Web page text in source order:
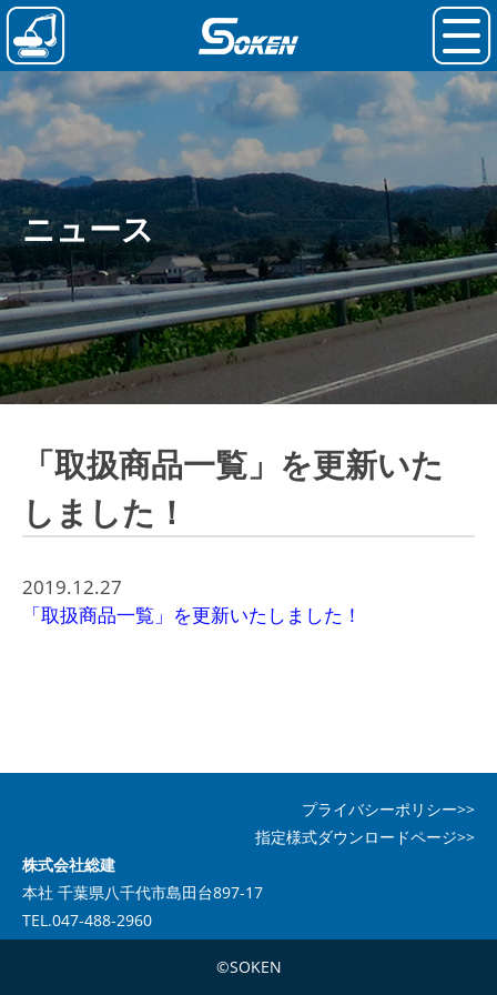
ニュース
「取扱商品一覧」を更新いた
しました！
2019.12.27
「取扱商品一覧」を更新いたしました！
プライバシーポリシー>>
指定様式ダウンロードページ>>
株式会社総建
本社 千葉県八千代市島田台897-17
TEL.047-488-2960
©SOKEN